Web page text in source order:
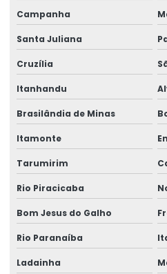
Campanha
Santa Juliana
Cruzília
Itanhandu
Brasilândia de Minas
Itamonte
Tarumirim
Rio Piracicaba
Bom Jesus do Galho
Rio Paranaíba
Ladainha